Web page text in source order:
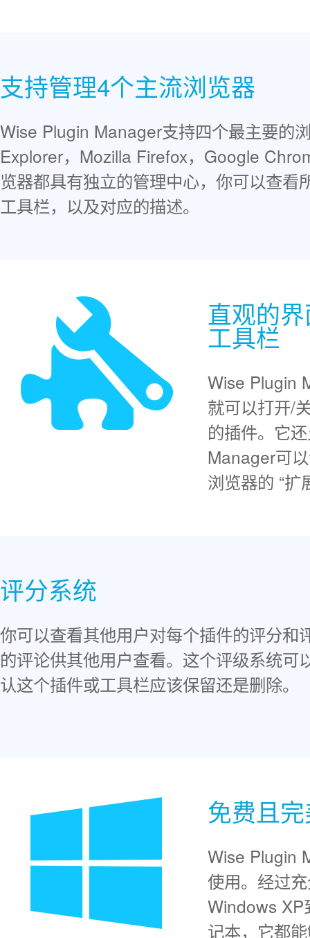
支持管理4个主流浏览器
Wise Plugin Manager支持四个最主要的
Explorer，Mozilla Firefox，Google
览器都具有独立的管理中心，你可以查看
工具栏，以及对应的描述。
直观的
工具栏
Wise Plugin
就可以打开/
的插件。它
Manager可
浏览器的 “扩
评分系统
你可以查看其他用户对每个插件的评分和
的评论供其他用户查看。这个评级系统可
认这个插件或工具栏应该保留还是删除。
免费且
Wise Plugin
使用。经过
Windows XP
记本，它都